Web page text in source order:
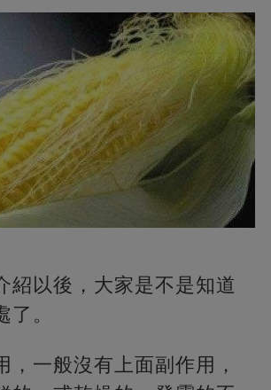
紹以後，大家是不是知道
。
，一般沒有上面副作用，